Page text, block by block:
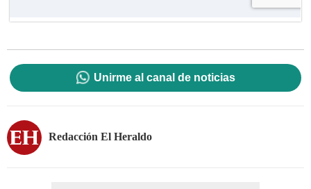
Unirme al canal de noticias
Redacción El Heraldo